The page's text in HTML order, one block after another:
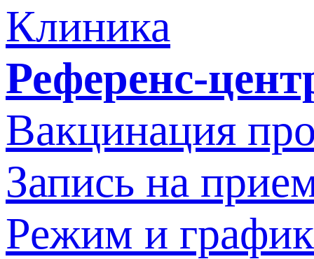
Клиника
Референс-
Вакцинация
Запись на
Режим и